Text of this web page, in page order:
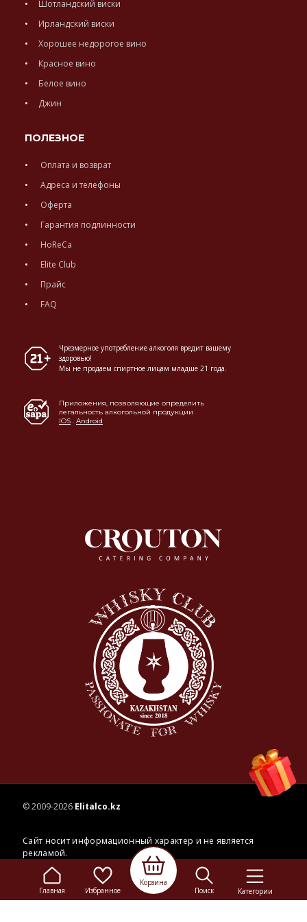
Главная Избранное
Корзина
Поиск
Категории
Шотландский виски
Ирландский виски
Хорошее недорогое вино
Красное вино
Белое вино
Джин
ПОЛЕЗНОЕ
Оплата и возврат
Адреса и телефоны
Оферта
Гарантия подлинности
HoReCa
Elite Club
Прайс
FAQ
Чрезмерное употребление алкоголя вредит вашему
здоровью!
Мы не продаем спиртное лицам младше 21 года.
Приложения, позволяющие определить
легальность алкогольной продукции
IOS . Android
© 2009-2026 Elitalco.kz
Сайт носит информационный характер и не является
рекламой.
Сделка купли-продажи на основании публичной
осуществляется на территории розничного магазина.